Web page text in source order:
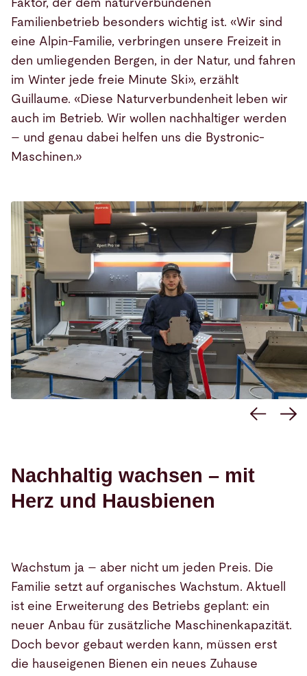
Faktor, der dem naturverbundenen
Familienbetrieb besonders wichtig ist. «Wir sind
eine Alpin-Familie, verbringen unsere Freizeit in
den umliegenden Bergen, in der Natur, und fahren
im Winter jede freie Minute Ski», erzählt
Guillaume. «Diese Naturverbundenheit leben wir
auch im Betrieb. Wir wollen nachhaltiger werden
– und genau dabei helfen uns die Bystronic-
Maschinen.»
Nachhaltig wachsen – mit
Herz und Hausbienen
Wachstum ja – aber nicht um jeden Preis. Die
Familie setzt auf organisches Wachstum. Aktuell
ist eine Erweiterung des Betriebs geplant: ein
neuer Anbau für zusätzliche Maschinenkapazität.
Doch bevor gebaut werden kann, müssen erst
die hauseigenen Bienen ein neues Zuhause